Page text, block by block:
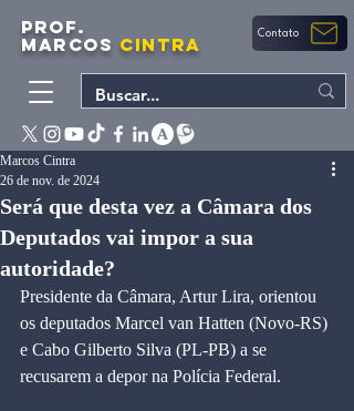
PROF.
MARCOS CINTRA Contato
Será que desta vez a Câmara dos
Deputados vai impor a sua
autoridade?
Marcos Cintra
26 de nov. de 2024
Presidente da Câmara, Artur Lira, orientou
os deputados Marcel van Hatten (Novo-RS)
e Cabo Gilberto Silva (PL-PB) a se
recusarem a depor na Polícia Federal.